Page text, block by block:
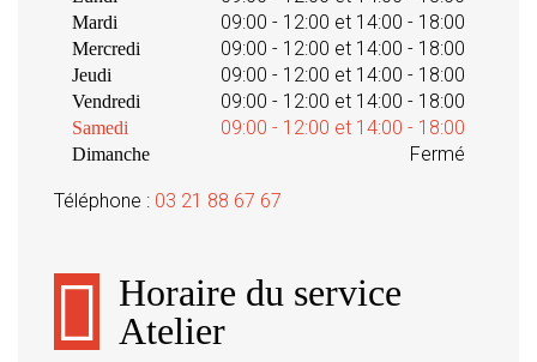
Mardi 09:00 - 12:00 et 14:00 - 18:00
Mercredi 09:00 - 12:00 et 14:00 - 18:00
Jeudi 09:00 - 12:00 et 14:00 - 18:00
Vendredi 09:00 - 12:00 et 14:00 - 18:00
Samedi 09:00 - 12:00 et 14:00 - 18:00
Dimanche Fermé
Téléphone : 03 21 88 67 67
Horaire du service
Atelier